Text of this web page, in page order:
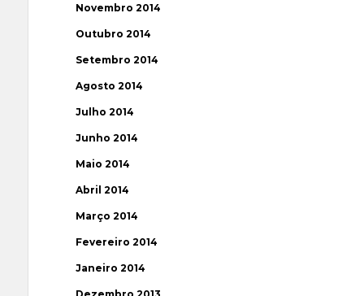
Novembro 2014
Outubro 2014
Setembro 2014
Agosto 2014
Julho 2014
Junho 2014
Maio 2014
Abril 2014
Março 2014
Fevereiro 2014
Janeiro 2014